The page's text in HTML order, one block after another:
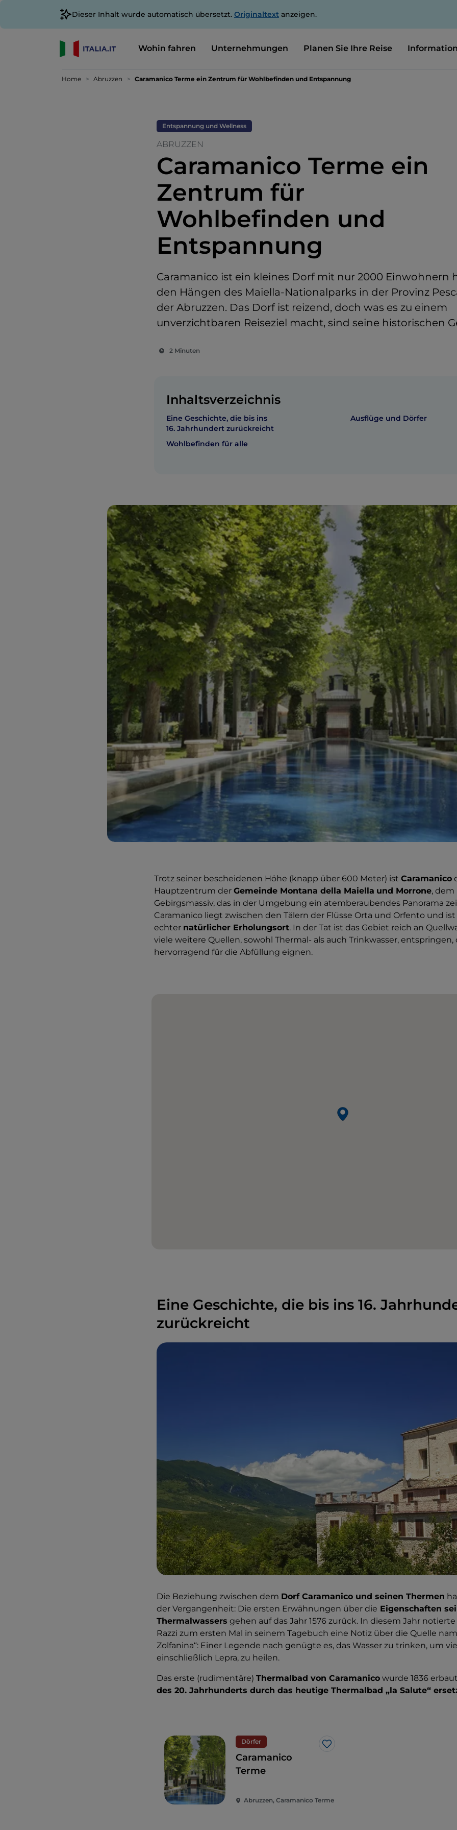
Dieser Inhalt wurde automatisch übersetzt. Originaltext anzeigen.
Wohin fahren Unternehmungen Planen Sie Ihre Reise
Home Abruzzen Caramanico Terme ein Zentrum für Wohlbefinden und Entspannung
Entspannung und Wellness
ABRUZZEN
Caramanico Terme ein
Zentrum für
Wohlbefinden und
Entspannung
Caramanico ist ein kleines Dorf mit nur 2000 Einwohnern
den Hängen des Maiella-Nationalparks in der Provinz
der Abruzzen. Das Dorf ist reizend, doch was es zu einem
unverzichtbaren Reiseziel macht, sind seine historischen
2 Minuten
Inhaltsverzeichnis
Eine Geschichte, die bis ins
16. Jahrhundert zurückreicht
Wohlbefinden für alle
Ausflüge und Dörfer
Trotz seiner bescheidenen Höhe (knapp über 600 Meter) ist Caramanico
Hauptzentrum der Gemeinde Montana della Maiella und Morrone,
Gebirgsmassiv, das in der Umgebung ein atemberaubendes Panorama
Caramanico liegt zwischen den Tälern der Flüsse Orta und Orfento und
echter natürlicher Erholungsort. In der Tat ist das Gebiet reich an
viele weitere Quellen, sowohl Thermal- als auch Trinkwasser, entspringen,
hervorragend für die Abfüllung eignen.
Eine Geschichte, die bis ins 16.
zurückreicht
Die Beziehung zwischen dem Dorf Caramanico und seinen Thermen
der Vergangenheit: Die ersten Erwähnungen über die Eigenschaften
Thermalwassers gehen auf das Jahr 1576 zurück. In diesem Jahr
Razzi zum ersten Mal in seinem Tagebuch eine Notiz über die Quelle
Zolfanina“: Einer Legende nach genügte es, das Wasser zu trinken, um
einschließlich Lepra, zu heilen.
Das erste (rudimentäre) Thermalbad von Caramanico wurde 1836
des 20. Jahrhunderts durch das heutige Thermalbad „la Salute“
Dörfer
Like
Caramanico
Terme
Abruzzen, Caramanico Terme